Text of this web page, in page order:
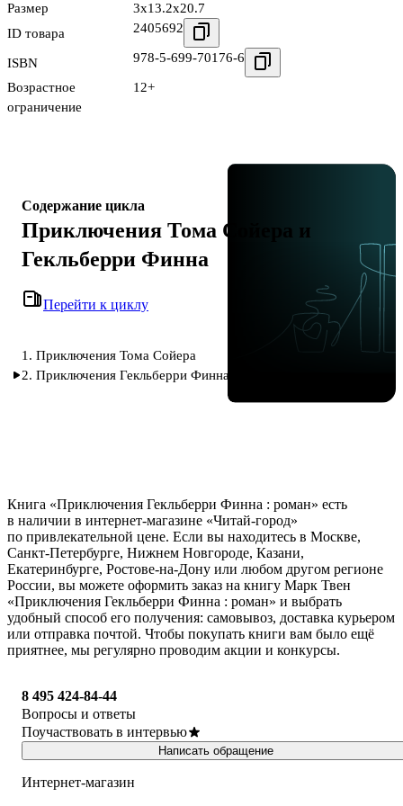
Размер
3x13.2x20.7
ID товара
2405692
ISBN 978-5-699-70176-6
Возрастное
ограничение
12+
Содержание цикла
Приключения Тома Сойера и
Гекльберри Финна
Перейти к циклу
1. Приключения Тома Сойера
2. Приключения Гекльберри Финна
Книга «Приключения Гекльберри Финна : роман» есть
в наличии в интернет-магазине «Читай-город»
по привлекательной цене. Если вы находитесь в Москве,
Санкт-Петербурге, Нижнем Новгороде, Казани,
Екатеринбурге, Ростове-на-Дону или любом другом регионе
России, вы можете оформить заказ на книгу Марк Твен
«Приключения Гекльберри Финна : роман» и выбрать
удобный способ его получения: самовывоз, доставка курьером
или отправка почтой. Чтобы покупать книги вам было ещё
приятнее, мы регулярно проводим акции и конкурсы.
8 495 424-84-44
Вопросы и ответы
Поучаствовать в интервью
Написать обращение
Интернет-магазин